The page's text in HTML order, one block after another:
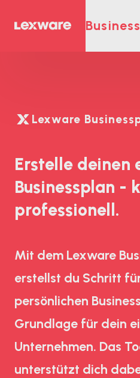
Lexware
Erstelle deinen
Businessplan -
professionell.
Mit dem Lexware
erstellst du Schritt
persönlichen
Grundlage für dein
Unternehmen. Das
unterstützt dich